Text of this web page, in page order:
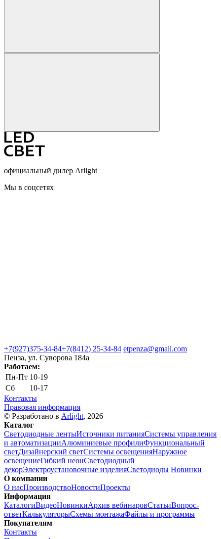
официальный дилер Arlight
Мы в соцсетях
+7(927)375-34-84+7(8412) 25-34-84 etpenza@gmail.com
Пенза, ул. Cуворова 184а
Работаем:
Пн-Пт 10-19
Сб
10-17
Контакты
Правовая информация
© Разработано в Arlight, 2026
Каталог
Светодиодные лентыИсточники питанияСистемы управления
и автоматизацииАлюминиевые профилиФункциональный
светДизайнерский светСистемы освещенияНаружное
освещениеГибкий неонСветодиодный
декорЭлектроустановочные изделияСветодиоды Новинки
О компании
О насПроизводствоНовостиПроекты
Информация
КаталогиВидеоНовинкиАрхив вебинаровСтатьиВопрос-
ответКалькуляторыСхемы монтажаФайлы и программы
Покупателям
Контакты